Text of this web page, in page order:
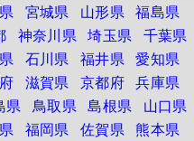
宮城県 山形県 福島県
神奈川県 埼玉県 千葉県
石川県 福井県 愛知県
滋賀県 京都府 兵庫県
県 鳥取県 島根県
山口県
福岡県 佐賀県 熊本県